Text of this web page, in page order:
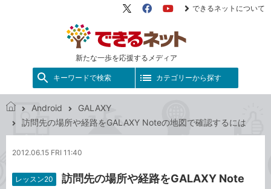
新たな一歩を応援するメディア
X（旧
FacebookYouTube
できるネットについて
キーワードで検索 カテゴリーから探す
で
き
ネ
ト
Android
GALAXY
訪問先の場所や経路をGALAXY Noteの地図で確認するには
2012.06.15 FRI 11:40
レッスン20
訪問先の場所や経路をGALAXY Note